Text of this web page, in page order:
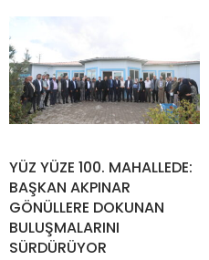
YÜZ YÜZE 100. MAHALLEDE:
BAŞKAN AKPINAR
GÖNÜLLERE DOKUNAN
BULUŞMALARINI
SÜRDÜRÜYOR